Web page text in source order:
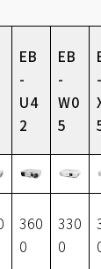
EB
-
U4
2
EB
-
W0
5
-
360
0
330
0